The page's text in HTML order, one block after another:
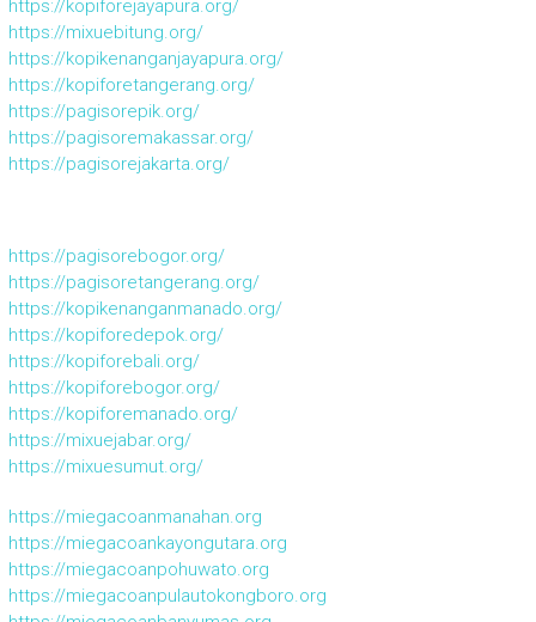
https://kopiforejayapura.org/
https://mixuebitung.org/
https://kopikenanganjayapura.org/
https://kopiforetangerang.org/
https://pagisorepik.org/
https://pagisoremakassar.org/
https://pagisorejakarta.org/
https://pagisorebogor.org/
https://pagisoretangerang.org/
https://kopikenanganmanado.org/
https://kopiforedepok.org/
https://kopiforebali.org/
https://kopiforebogor.org/
https://kopiforemanado.org/
https://mixuejabar.org/
https://mixuesumut.org/
https://miegacoanmanahan.org
https://miegacoankayongutara.org
https://miegacoanpohuwato.org
https://miegacoanpulautokongboro.org